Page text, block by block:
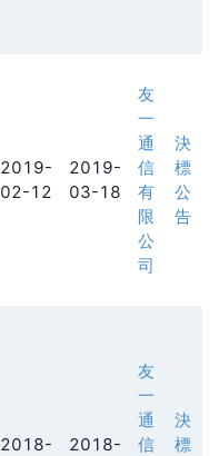
2019-
02-12
2019-
03-18
友
一
通
信
有
限
公
司
決
標
公
告
2018-
2018-
友
一
通
信
決
標